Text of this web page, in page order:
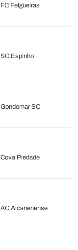
FC Felgueiras
SC Espinho
Gondomar SC
Cova Piedade
AC Alcanenense